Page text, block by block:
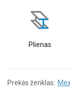
Plienas
Prekės ženklas: